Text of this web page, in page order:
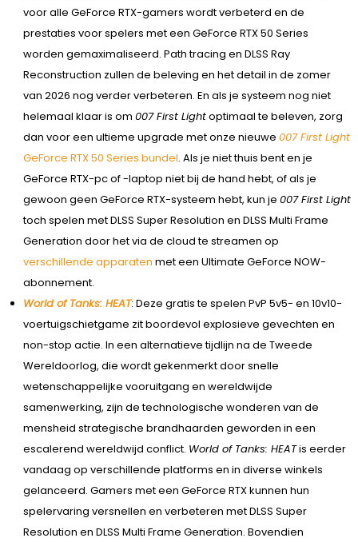
voor alle GeForce RTX-gamers wordt verbeterd en de
prestaties voor spelers met een GeForce RTX 50 Series
worden gemaximaliseerd. Path tracing en DLSS Ray
Reconstruction zullen de beleving en het detail in de zomer
van 2026 nog verder verbeteren. En als je systeem nog niet
helemaal klaar is om 007 First Lightoptimaal te beleven, zorg
dan voor een ultieme upgrade met onze nieuwe 007 First Light
GeForce RTX 50 Series bundel. Als je niet thuis bent en je
GeForce RTX-pc of -laptop niet bij de hand hebt, of als je
gewoon geen GeForce RTX-systeem hebt, kun je 007 First Light
toch spelen met DLSS Super Resolution en DLSS Multi Frame
Generation door het via de cloud te streamen op
verschillende apparaten met een Ultimate GeForce NOW-
abonnement.
World of Tanks: HEAT: Deze gratis te spelen PvP 5v5- en 10v10-
voertuigschietgame zit boordevol explosieve gevechten en
non-stop actie. In een alternatieve tijdlijn na de Tweede
Wereldoorlog, die wordt gekenmerkt door snelle
wetenschappelijke vooruitgang en wereldwijde
samenwerking, zijn de technologische wonderen van de
mensheid strategische brandhaarden geworden in een
escalerend wereldwijd conflict. World of Tanks: HEATis eerder
vandaag op verschillende platforms en in diverse winkels
gelanceerd. Gamers met een GeForce RTX kunnen hun
spelervaring versnellen en verbeteren met DLSS Super
Resolution en DLSS Multi Frame Generation. Bovendien